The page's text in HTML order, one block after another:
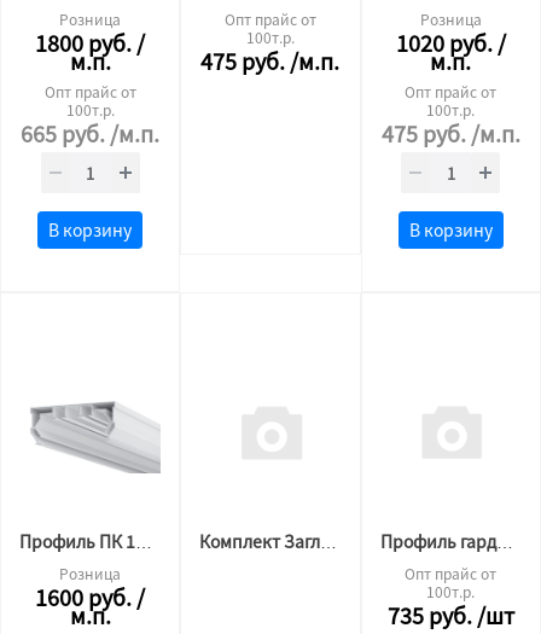
Розница
1800руб./
м.п.
Опт прайс от
100т.р.
665руб./м.п.
В корзину
Опт прайс от
100т.р.
475руб./м.п.
Розница
1020руб./
м.п.
Опт прайс от
100т.р.
475руб./м.п.
В корзину
Профиль ПК 14 гардина 2х рядная (3м) 30мм БЕЛЫЙ
Розница
1600руб./
м.п.
Комплект Заглушек торцевых БЕЛЫХ МАГНИТНЫХ для ПК14 гардина (на 2 торца профиля) Профиль гардина П-образный05 2х рядная 3,6 м.п. ЧЁРНЫЙ
Опт прайс от
100т.р.
735руб./шт